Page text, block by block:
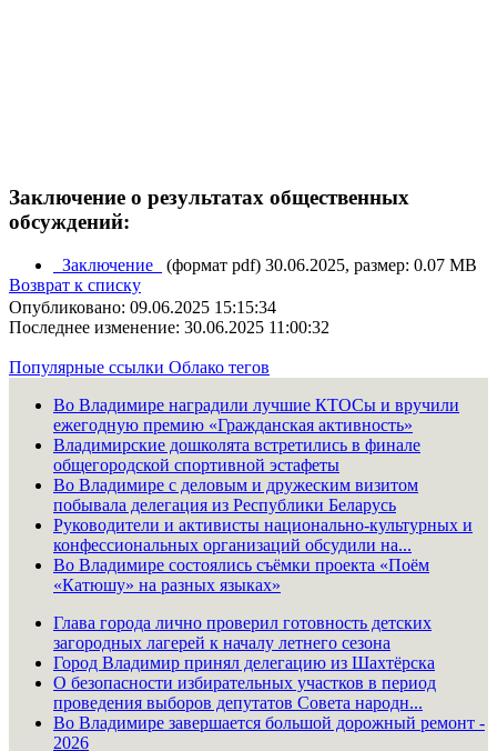
Заключение о результатах общественных
обсуждений:
_Заключение_
(формат pdf) 30.06.2025, размер: 0.07 MB
Возврат к списку
Опубликовано: 09.06.2025 15:15:34
Последнее изменение: 30.06.2025 11:00:32
Популярные ссылки Облако тегов
Во Владимире наградили лучшие КТОСы и вручили
ежегодную премию «Гражданская активность»
Владимирские дошколята встретились в финале
общегородской спортивной эстафеты
Во Владимире с деловым и дружеским визитом
побывала делегация из Республики Беларусь
Руководители и активисты национально-культурных и
конфессиональных организаций обсудили на...
Во Владимире состоялись съёмки проекта «Поём
«Катюшу» на разных языках»
Глава города лично проверил готовность детских
загородных лагерей к началу летнего сезона
Город Владимир принял делегацию из Шахтёрска
О безопасности избирательных участков в период
проведения выборов депутатов Совета народн...
Во Владимире завершается большой дорожный ремонт -
2026